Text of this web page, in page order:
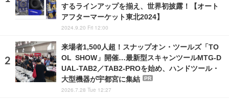
するラインアップを揃え、世界初披露！【オート
アフターマーケット東北2024】
2024.9.20 Fri 12:00
来場者1,500人超！スナップオン・ツールズ「TO
OL SHOW」開催…最新型スキャンツールMTG-D
UAL-TAB2／TAB2-PROを始め、ハンドツール・
大型機器が宇都宮に集結
PR
2026.7.28 Tue 12:27